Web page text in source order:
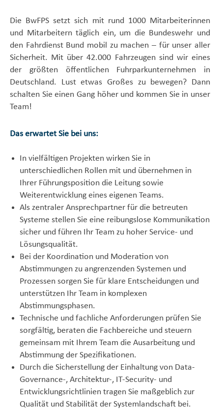
Die BwFPS setzt sich mit rund 1000 Mitarbeiterinnen
und Mitarbeitern täglich ein, um die Bundeswehr und
den Fahrdienst Bund mobil zu machen – für unser aller
Sicherheit. Mit über 42.000 Fahrzeugen sind wir eines
der größten öffentlichen Fuhrparkunternehmen in
Deutschland. Lust etwas Großes zu bewegen? Dann
schalten Sie einen Gang höher und kommen Sie in unser
Team!
Das erwartet Sie bei uns:
In vielfältigen Projekten wirken Sie in
unterschiedlichen Rollen mit und übernehmen in
Ihrer Führungsposition die Leitung sowie
Weiterentwicklung eines eigenen Teams.
Als zentraler Ansprechpartner für die betreuten
Systeme stellen Sie eine reibungslose Kommunikation
sicher und führen Ihr Team zu hoher Service- und
Lösungsqualität.
Bei der Koordination und Moderation von
Abstimmungen zu angrenzenden Systemen und
Prozessen sorgen Sie für klare Entscheidungen und
unterstützen Ihr Team in komplexen
Abstimmungsphasen.
Technische und fachliche Anforderungen prüfen Sie
sorgfältig, beraten die Fachbereiche und steuern
gemeinsam mit Ihrem Team die Ausarbeitung und
Abstimmung der Spezifikationen.
Durch die Sicherstellung der Einhaltung von Data-
Governance-, Architektur-, IT-Security- und
Entwicklungsrichtlinien tragen Sie maßgeblich zur
Qualität und Stabilität der Systemlandschaft bei.